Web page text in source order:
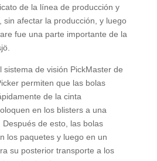
de la línea de producción y
sin afectar la producción, y luego
fue una parte importante de la
sistema de visión PickMaster de
permiten que las bolas
de la cinta
en los blisters a una
de esto, las bolas
los paquetes y luego en un
su posterior transporte a los